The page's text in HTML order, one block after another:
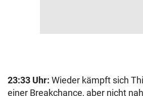
23:33 Uhr: Wieder kämpft sich
einer Breakchance, aber nicht